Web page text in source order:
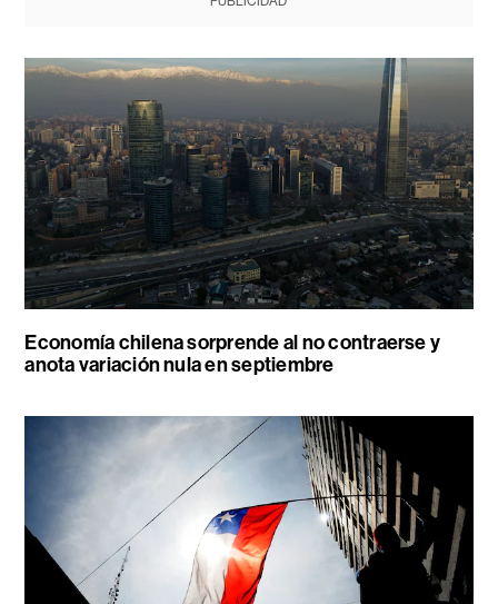
Economía chilena sorprende al no contraerse y
anota variación nula en septiembre